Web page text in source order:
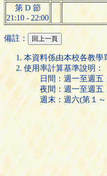
第 D 節
21:10 - 22:00
備註：
本資料係由本校各教學
使用率計算基準說明：
日間：週一至週五，
夜間：週一至週五，
週末：週六(第１～９